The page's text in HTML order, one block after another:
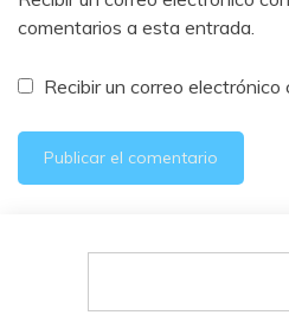
comentarios a esta entrada.
Recibir un correo